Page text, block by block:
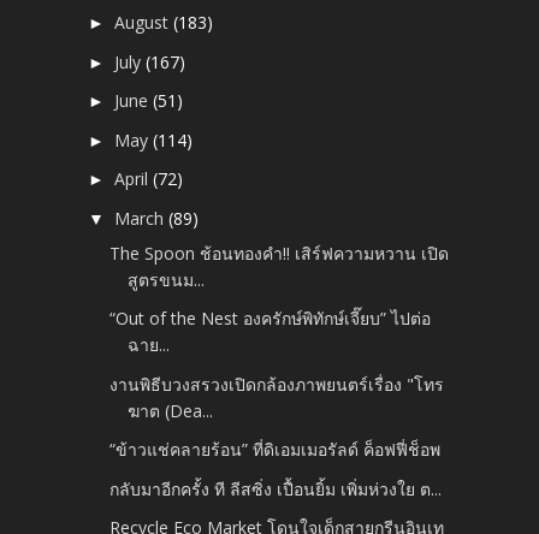
►August(183)
► July(167)
► June(51)
► May(114)
►April(72)
▼ March(89)
The Spoon ช้อนทองคำ!! เสิร์ฟความหวาน เปิด
สูตรขนม...
“Out of the Nest องครักษ์พิทักษ์เจี๊ยบ” ไปต่อ
ฉาย...
งานพิธีบวงสรวงเปิดกล้องภาพยนตร์เรื่อง "โทร
ฆาต (Dea...
“ข้าวแช่คลายร้อน” ที่ดิเอมเมอรัลด์ ค็อฟฟี่ช็อพ
กลับมาอีกครั้ง ที ลีสซิ่ง เปื้อนยิ้ม เพิ่มห่วงใย ต...
Recycle Eco Market โดนใจเด็กสายกรีนอินเท